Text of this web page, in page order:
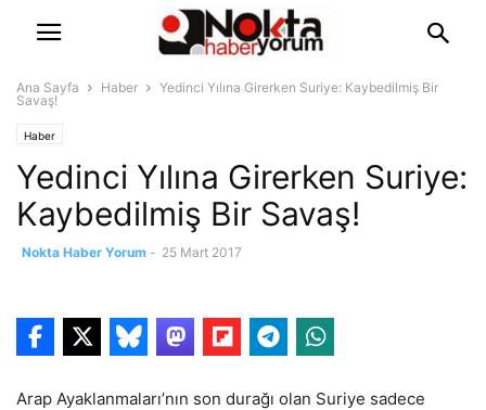
Ana Sayfa Haber
Yedinci Yılına Girerken Suriye: Kaybedilmiş Bir
Savaş!
Haber
Yedinci Yılına Girerken Suriye:
Kaybedilmiş Bir Savaş!
Nokta Haber Yorum - 25 Mart 2017
Arap Ayaklanmaları’nın son durağı olan Suriye sadece